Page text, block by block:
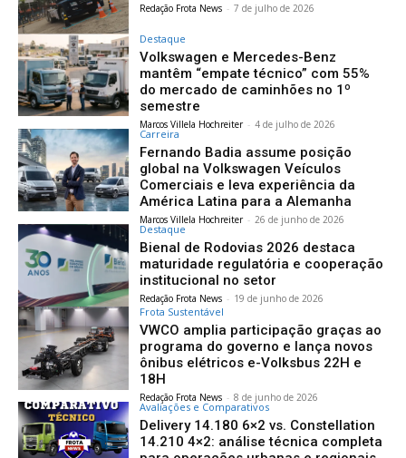
Redação Frota News - 7 de julho de 2026
Destaque
Volkswagen e Mercedes-Benz
mantêm “empate técnico” com 55%
do mercado de caminhões no 1º
semestre
Marcos Villela Hochreiter - 4 de julho de 2026
Carreira
Fernando Badia assume posição
global na Volkswagen Veículos
Comerciais e leva experiência da
América Latina para a Alemanha
Marcos Villela Hochreiter - 26 de junho de 2026
Destaque
Bienal de Rodovias 2026 destaca
maturidade regulatória e cooperação
institucional no setor
Redação Frota News - 19 de junho de 2026
Frota Sustentável
VWCO amplia participação graças ao
programa do governo e lança novos
ônibus elétricos e-Volksbus 22H e
18H
Redação Frota News - 8 de junho de 2026
Avaliações e Comparativos
Delivery 14.180 6×2 vs. Constellation
14.210 4×2: análise técnica completa